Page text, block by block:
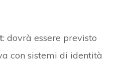
: dovrà essere previsto
con sistemi di identità